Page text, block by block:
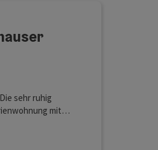
- geprüfter und ausgezeichneter
sehr ruhig
mit
doch im